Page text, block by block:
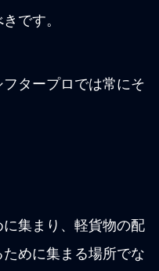
です。
タープロでは常にそ
集まり、軽貨物の配
めに集まる場所でな